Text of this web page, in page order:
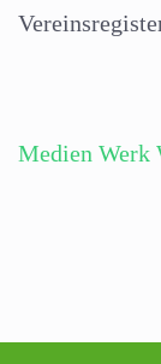
Medien Werk